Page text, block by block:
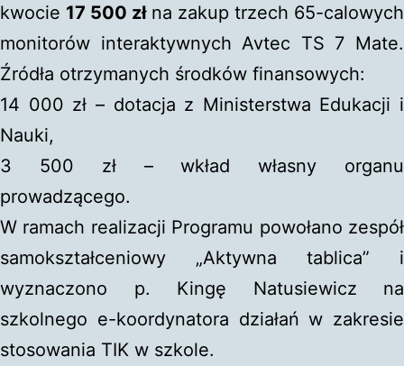
kwocie 17 500 złna zakup trzech 65-calowych
monitorów interaktywnych Avtec TS 7 Mate.
Źródła otrzymanych środków finansowych:
14 000 zł – dotacja z Ministerstwa Edukacji i
Nauki,
3 500 zł – wkład własny organu
prowadzącego.
W ramach realizacji Programu powołano zespół
samokształceniowy „Aktywna tablica” i
wyznaczono p. Kingę Natusiewicz na
szkolnego e-koordynatora działań w zakresie
stosowania TIK w szkole.